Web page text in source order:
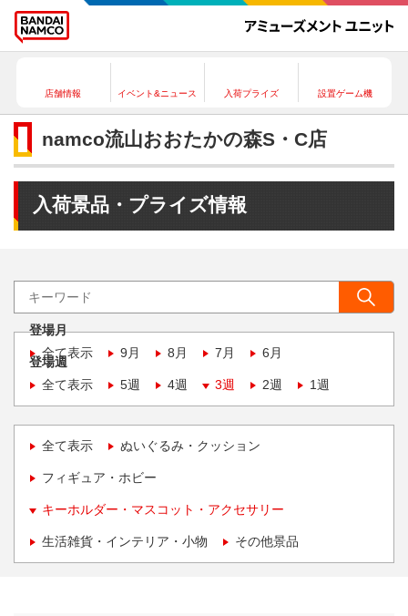
店舗情報 イベント&ニュース 入荷プライズ 設置ゲーム機
namco流山おおたかの森S・C店
入荷景品・プライズ情報
登場月
全て表示
9月 8月 7月 6月
登場週
全て表示
5週 4週 3週 2週 1週
全て表示 ぬいぐるみ・クッション
フィギュア・ホビー
キーホルダー・マスコット・アクセサリー
生活雑貨・インテリア・小物 その他景品